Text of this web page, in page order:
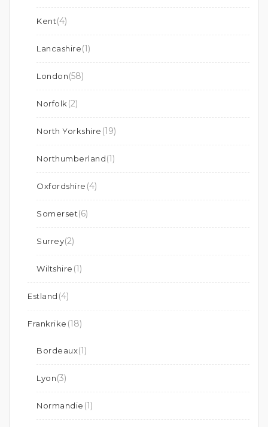
Kent(4)
Lancashire(1)
London(58)
Norfolk (2)
North Yorkshire (19)
Northumberland(1)
Oxfordshire (4)
Somerset(6)
Surrey(2)
Wiltshire (1)
Estland (4)
Frankrike (18)
Bordeaux(1)
Lyon(3)
Normandie (1)